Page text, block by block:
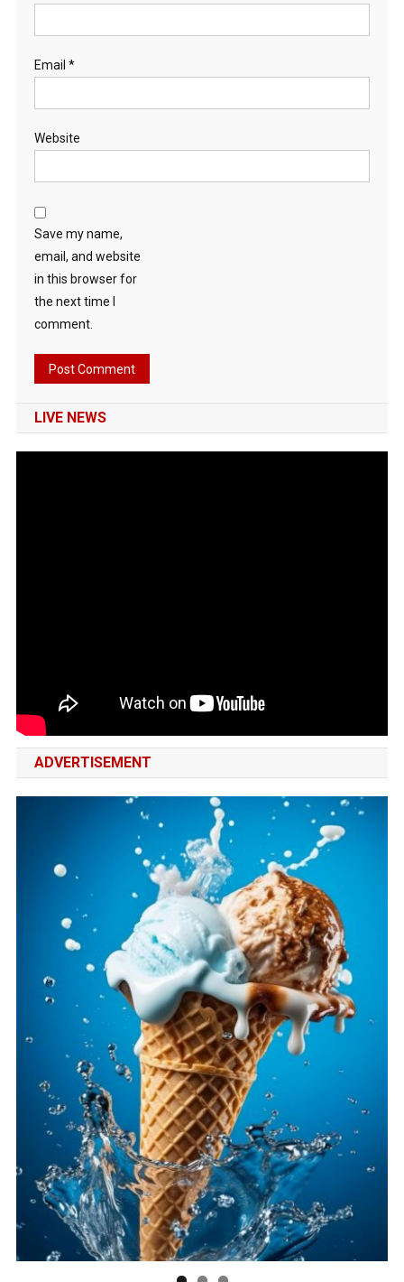
Email *
Website
Save my name,
email, and website
in this browser for
the next time I
comment.
LIVE NEWS
ADVERTISEMENT